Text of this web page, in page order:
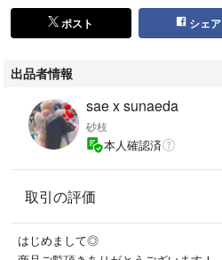
ポスト シェア
出品者情報
sae x sunaeda
砂枝
本人確認済
取引の評価
はじめまして◎